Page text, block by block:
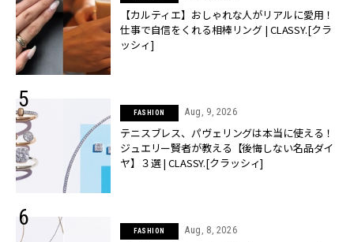
【カルティエ】おしゃれな人がリアルに愛用！
仕事で自信をくれる相棒リング | CLASSY.[クラ
ッシィ]
FASHION Aug, 9, 2026
テニスブレス、パヴェリングは本当に使える！
ジュエリー賢者が教える【後悔しない名品ダイ
ヤ】３選 | CLASSY.[クラッシィ]
FASHION Aug, 8, 2026